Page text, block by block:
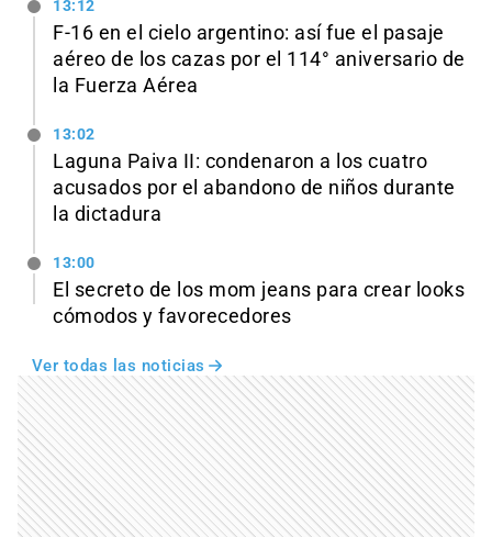
13:12
F-16 en el cielo argentino: así fue el pasaje
aéreo de los cazas por el 114° aniversario de
la Fuerza Aérea
13:02
Laguna Paiva II: condenaron a los cuatro
acusados por el abandono de niños durante
la dictadura
13:00
El secreto de los mom jeans para crear looks
cómodos y favorecedores
Ver todas las noticias